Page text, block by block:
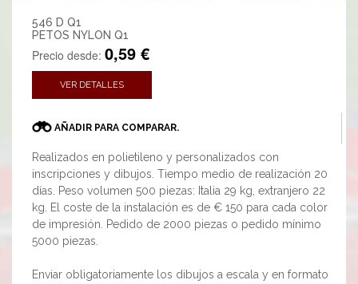
546 D Q1
PETOS NYLON Q1
Precio desde: 0,59 €
VER DETALLES
AÑADIR PARA COMPARAR.
Realizados en polietileno y personalizados con
inscripciones y dibujos. Tiempo medio de realización 20
días. Peso volumen 500 piezas: Italia 29 kg, extranjero 22
kg. El coste de la instalación es de € 150 para cada color
de impresión. Pedido de 2000 piezas o pedido mínimo
5000 piezas.
Enviar obligatoriamente los dibujos a escala y en formato